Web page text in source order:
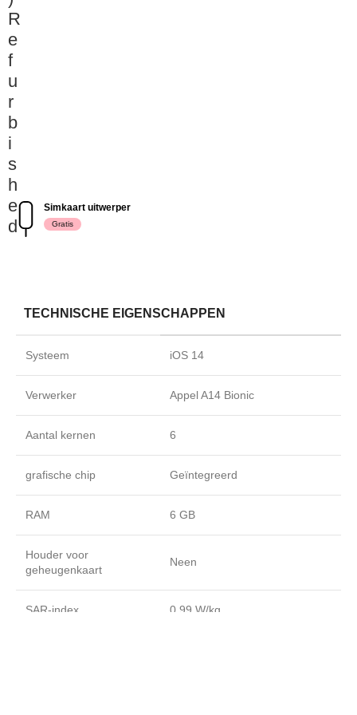
R
e
f
u
r
b
i
s
h
e
d
Simkaart uitwerper
Gratis
TECHNISCHE EIGENSCHAPPEN
Systeem iOS 14
Verwerker Appel A14 Bionic
Aantal kernen 6
grafische chip Geïntegreerd
RAM 6 GB
Houder voor
geheugenkaart
Neen
SAR-index 0,99 W/kg